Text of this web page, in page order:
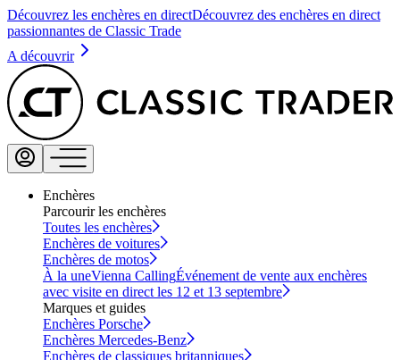
Découvrez les enchères en directDécouvrez des enchères en direct
passionnantes de Classic Trade
A découvrir
Enchères
Parcourir les enchères
Toutes les enchères
Enchères de voitures
Enchères de motos
À la uneVienna CallingÉvénement de vente aux enchères
avec visite en direct les 12 et 13 septembre
Marques et guides
Enchères Porsche
Enchères Mercedes-Benz
Enchères de classiques britanniques